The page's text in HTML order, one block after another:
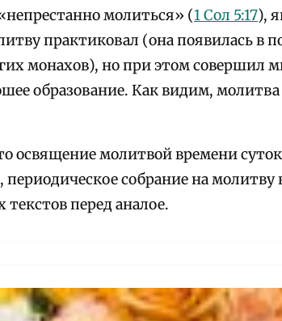
молиться» (1 Сол 5:17),
практиковал (она появилась в
монахов), но при этом совершил
образование. Как видим, молитва
освящение молитвой времени
собрание на молитву
перед аналое.